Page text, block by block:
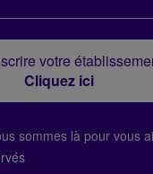
votre
Cliquez ici
sommes là pour vous